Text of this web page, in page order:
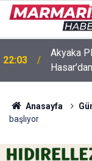
22:03
Akyaka
Anasayfa
başlıyor